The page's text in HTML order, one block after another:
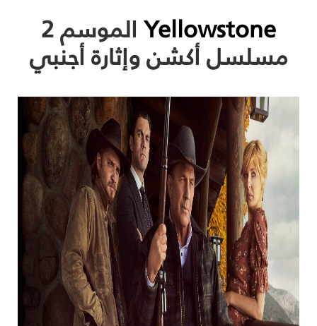
Yellowstoneالموسم 2
مسلسل أكشن وإثارة أجنبي